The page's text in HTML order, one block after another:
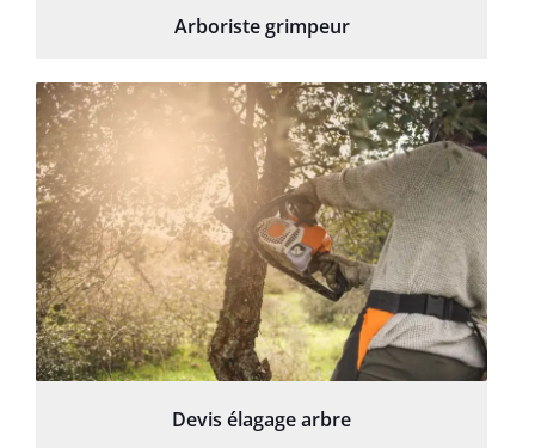
Arboriste grimpeur
Devis élagage arbre